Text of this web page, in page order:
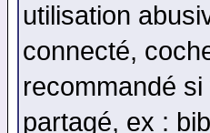
utilisation
connecté,
recommandé
partagé, ex :